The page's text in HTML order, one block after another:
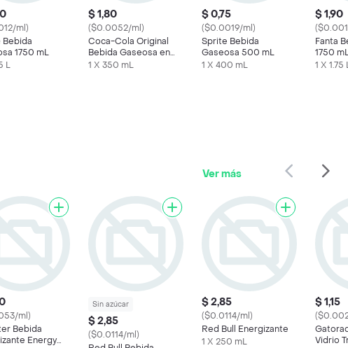
ml)
1750 mL
L
$ 1,80
($0.0052/ml)
Coca-Cola Original
Bebida Gaseosa en
Lata
1 X 350 mL
$ 0,75
($0.0019/ml)
Sprite Bebida
Gaseosa 500 mL
1 X 400 mL
$ 1,90
Fanta
1750
1 X 1.75
Ver más
ml)
Bebida
Energy
Sin azúcar
$ 2,85
($0.0114/ml)
$ 2,85
($0.0114/ml)
Red Bull Energizante
1 X 250 mL
$ 1,15
Vidrio